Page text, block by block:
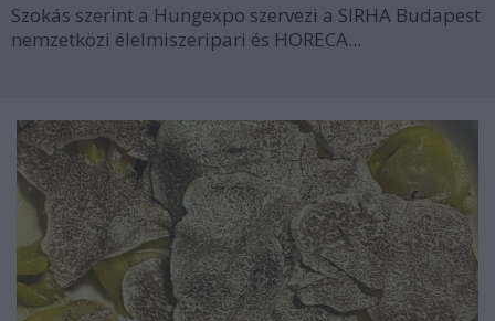
Szokás szerint a Hungexpo szervezi a SIRHA Budapest
nemzetközi élelmiszeripari és HORECA...